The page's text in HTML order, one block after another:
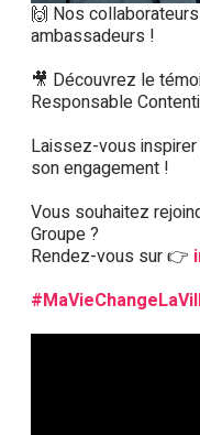
🙌 Nos
ambassadeurs !
🎥 Découvrez le
Responsable
Laissez-vous
son engagement !
Vous souhaitez
Groupe ?
Rendez-vous sur 👉